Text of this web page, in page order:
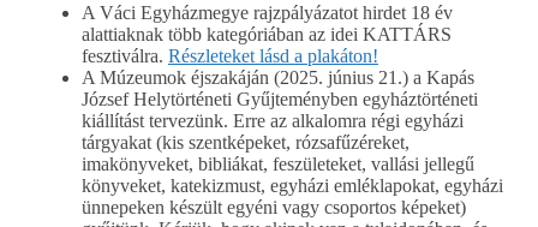
A Váci Egyházmegye rajzpályázatot hirdet 18 év
alattiaknak több kategóriában az idei KATTÁRS
fesztiválra. Részleteket lásd a plakáton!
A Múzeumok éjszakáján (2025. június 21.) a Kapás
József Helytörténeti Gyűjteményben egyháztörténeti
kiállítást tervezünk. Erre az alkalomra régi egyházi
tárgyakat (kis szentképeket, rózsafűzéreket,
imakönyveket, bibliákat, feszületeket, vallási jellegű
könyveket, katekizmust, egyházi emléklapokat, egyházi
ünnepeken készült egyéni vagy csoportos képeket)